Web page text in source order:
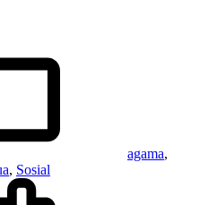
agama,
, Sosial